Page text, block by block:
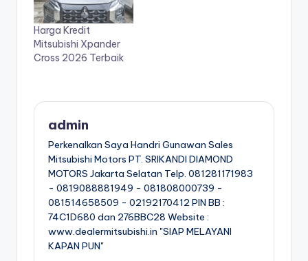
Harga Kredit
Mitsubishi Xpander
Cross 2026 Terbaik
admin
Perkenalkan Saya Handri Gunawan Sales
Mitsubishi Motors PT. SRIKANDI DIAMOND
MOTORS Jakarta Selatan Telp. 081281171983
- 0819088881949 - 081808000739 -
081514658509 - 02192170412 PIN BB :
74C1D680 dan 276BBC28 Website :
www.dealermitsubishi.in "SIAP MELAYANI
KAPAN PUN"